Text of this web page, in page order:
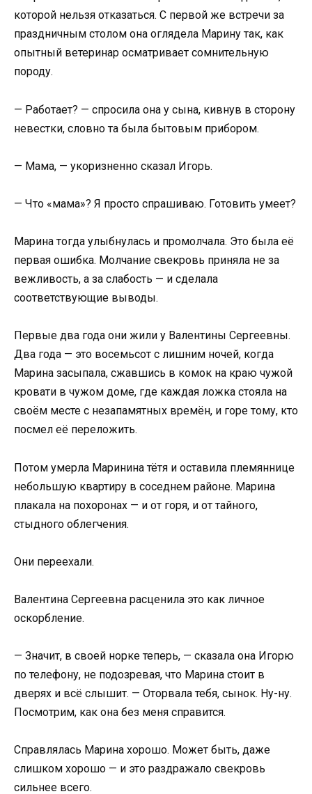
которой нельзя отказаться. С первой же встречи за
праздничным столом она оглядела Марину так, как
опытный ветеринар осматривает сомнительную
породу.
— Работает? — спросила она у сына, кивнув в сторону
невестки, словно та была бытовым прибором.
— Мама, — укоризненно сказал Игорь.
— Что «мама»? Я просто спрашиваю. Готовить умеет?
Марина тогда улыбнулась и промолчала. Это была её
первая ошибка. Молчание свекровь приняла не за
вежливость, а за слабость — и сделала
соответствующие выводы.
Первые два года они жили у Валентины Сергеевны.
Два года — это восемьсот с лишним ночей, когда
Марина засыпала, сжавшись в комок на краю чужой
кровати в чужом доме, где каждая ложка стояла на
своём месте с незапамятных времён, и горе тому, кто
посмел её переложить.
Потом умерла Маринина тётя и оставила племяннице
небольшую квартиру в соседнем районе. Марина
плакала на похоронах — и от горя, и от тайного,
стыдного облегчения.
Они переехали.
Валентина Сергеевна расценила это как личное
оскорбление.
— Значит, в своей норке теперь, — сказала она Игорю
по телефону, не подозревая, что Марина стоит в
дверях и всё слышит. — Оторвала тебя, сынок. Ну-ну.
Посмотрим, как она без меня справится.
Справлялась Марина хорошо. Может быть, даже
слишком хорошо — и это раздражало свекровь
сильнее всего.